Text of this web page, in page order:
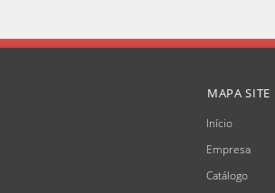
MAPA SITE
Início
Empresa
Catálogo